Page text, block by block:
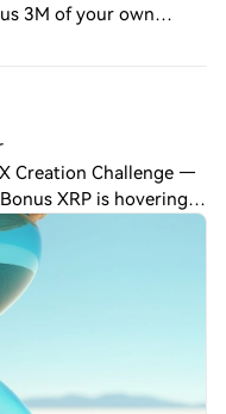
що
3M of your own
May to August net
Creation Challenge —
XRP is hovering
revived a familiar